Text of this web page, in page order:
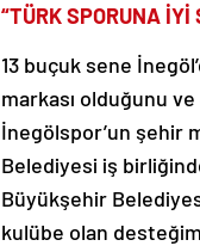
“TÜRK SPORUNA
13 buçuk sene
markası olduğunu
İnegölspor’un şehir
Belediyesi iş
Büyükşehir
kulübe olan